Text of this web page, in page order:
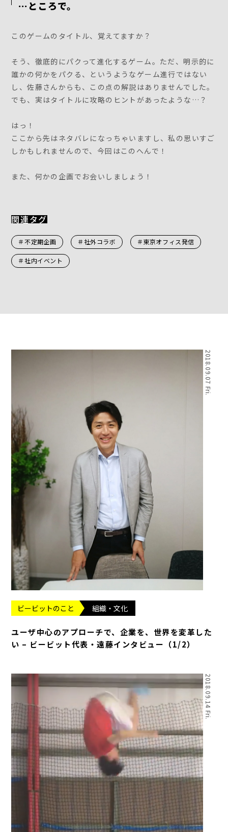
…ところで。
このゲームのタイトル、覚えてますか？
そう、徹底的にパクって進化するゲーム。ただ、明示的に
誰かの何かをパクる、というようなゲーム進行ではない
し、佐藤さんからも、この点の解説はありませんでした。
でも、実はタイトルに攻略のヒントがあったような…？
はっ！
ここから先はネタバレになっちゃいますし、私の思いすご
しかもしれませんので、今回はこのへんで！
また、何かの企画でお会いしましょう！
関連タグ
＃不定期企画 ＃社外コラボ ＃東京オフィス発信
＃社内イベント
2018.09.07 Fri.
ビービットのこと 組織・文化
ユーザ中心のアプローチで、企業を、世界を変革した
い – ビービット代表・遠藤インタビュー（1/2）
2018.09.14 Fri.